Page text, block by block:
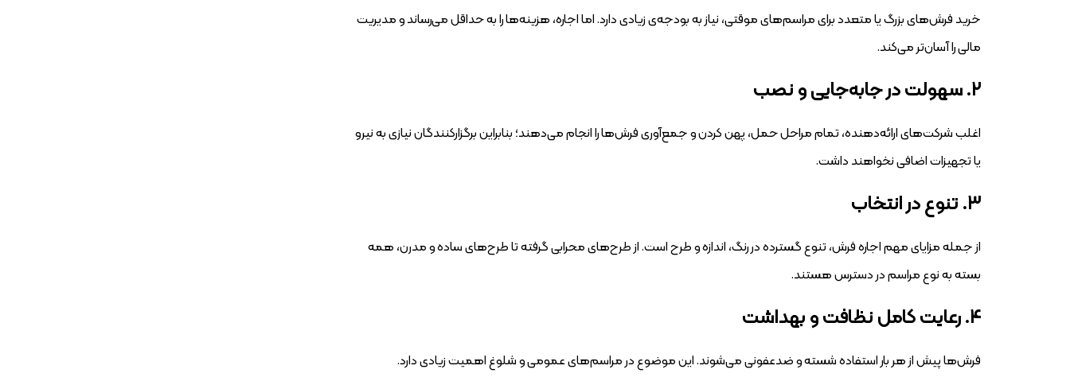
خرید فرش‌های بزرگ یا متعدد برای مراسم‌های موقتی، نیاز به بودجه‌ی زیادی دارد. اما اجاره، هزینه‌ها را به حداقل می‌رساند و مدیریت
مالی را آسان‌تر می‌کند.
۲. سهولت در جابه‌جایی و نصب
اغلب شرکت‌های ارائه‌دهنده، تمام مراحل حمل، پهن کردن و جمع‌آوری فرش‌ها را انجام می‌دهند؛ بنابراین برگزارکنندگان نیازی به نیرو
یا تجهیزات اضافی نخواهند داشت.
۳. تنوع در انتخاب
از جمله مزایای مهم اجاره فرش، تنوع گسترده در رنگ، اندازه و طرح است. از طرح‌های محرابی گرفته تا طرح‌های ساده و مدرن، همه
بسته به نوع مراسم در دسترس هستند.
۴. رعایت کامل نظافت و بهداشت
فرش‌ها پیش از هر بار استفاده شسته و ضدعفونی می‌شوند. این موضوع در مراسم‌های عمومی و شلوغ اهمیت زیادی دارد.